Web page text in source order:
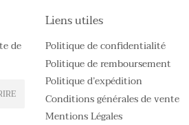
de
Liens utiles
Politique de confidentialité
Politique de remboursement
Politique d’expédition
Conditions générales de vente
Mentions Légales